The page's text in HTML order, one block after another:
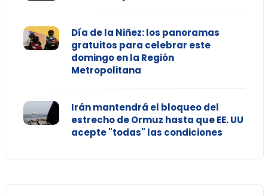
Día de la Niñez: los panoramas
gratuitos para celebrar este
domingo en la Región
Metropolitana
Irán mantendrá el bloqueo del
estrecho de Ormuz hasta que EE. UU
acepte "todas" las condiciones